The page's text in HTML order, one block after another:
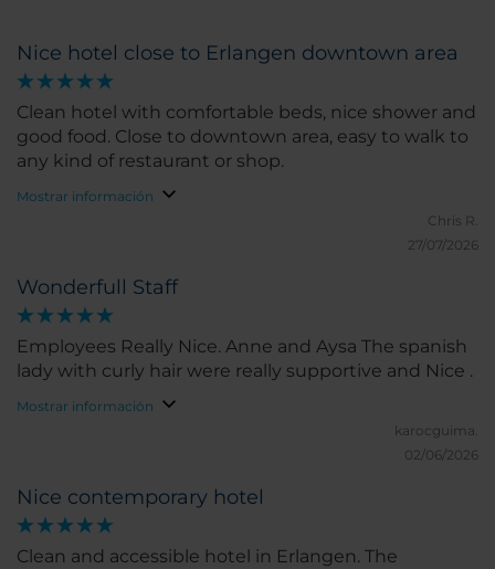
Nice hotel close to Erlangen downtown area
Clean hotel with comfortable beds, nice shower and
good food. Close to downtown area, easy to walk to
any kind of restaurant or shop.
Mostrar información
Chris R.
27/07/2026
Wonderfull Staff
Employees Really Nice. Anne and Aysa The spanish
lady with curly hair were really supportive and Nice .
Mostrar información
karocguima.
02/06/2026
Nice contemporary hotel
Clean and accessible hotel in Erlangen. The